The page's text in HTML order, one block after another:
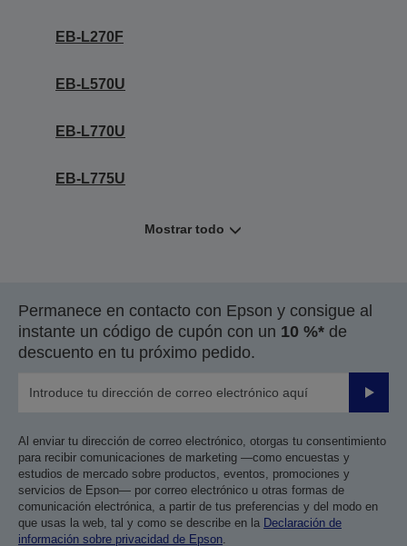
EB-L270F
EB-L570U
EB-L770U
EB-L775U
Mostrar todo
Permanece en contacto con Epson y consigue al
instante un código de cupón con un 10 %* de
descuento en tu próximo pedido.
Enviar
Al enviar tu dirección de correo electrónico, otorgas tu consentimiento
para recibir comunicaciones de marketing —como encuestas y
estudios de mercado sobre productos, eventos, promociones y
servicios de Epson— por correo electrónico u otras formas de
comunicación electrónica, a partir de tus preferencias y del modo en
que usas la web, tal y como se describe en la Declaración de
información sobre privacidad de Epson.